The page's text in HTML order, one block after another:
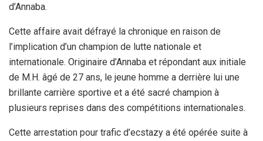
d’Annaba.
Cette affaire avait défrayé la chronique en raison de
l’implication d’un champion de lutte nationale et
internationale. Originaire d’Annaba et répondant aux initiale
de M.H. âgé de 27 ans, le jeune homme a derrière lui une
brillante carrière sportive et a été sacré champion à
plusieurs reprises dans des compétitions internationales.
Cette arrestation pour trafic d’ecstazy a été opérée suite à